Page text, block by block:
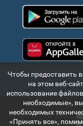
Чтобы предоставить
на этом веб-
использование
необходимые»,
необходимых
«Принять все»,